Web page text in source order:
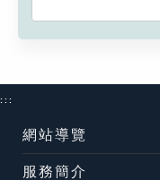
:::
網站導覽
服務簡介